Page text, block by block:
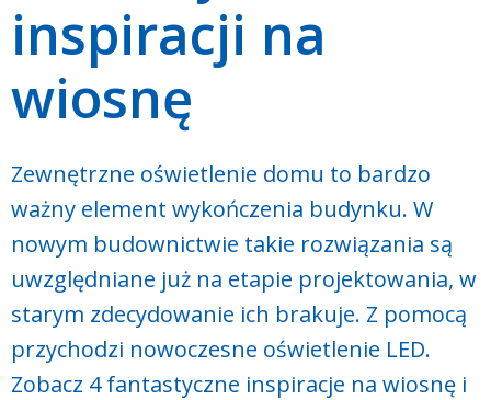
inspiracji na
wiosnę
Zewnętrzne oświetlenie domu to bardzo
ważny element wykończenia budynku. W
nowym budownictwie takie rozwiązania są
uwzględniane już na etapie projektowania, w
starym zdecydowanie ich brakuje. Z pomocą
przychodzi nowoczesne oświetlenie LED.
Zobacz 4 fantastyczne inspiracje na wiosnę i